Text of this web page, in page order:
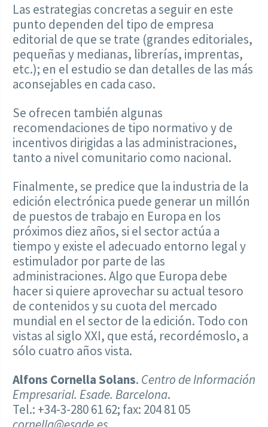
Las estrategias concretas a seguir en este
punto dependen del tipo de empresa
editorial de que se trate (grandes editoriales,
pequeñas y medianas, librerías, imprentas,
etc.); en el estudio se dan detalles de las más
aconsejables en cada caso.
Se ofrecen también algunas
recomendaciones de tipo normativo y de
incentivos dirigidas a las administraciones,
tanto a nivel comunitario como nacional.
Finalmente, se predice que la industria de la
edición electrónica puede generar un millón
de puestos de trabajo en Europa en los
próximos diez años, si el sector actúa a
tiempo y existe el adecuado entorno legal y
estimulador por parte de las
administraciones. Algo que Europa debe
hacer si quiere aprovechar su actual tesoro
de contenidos y su cuota del mercado
mundial en el sector de la edición. Todo con
vistas al siglo XXI, que está, recordémoslo, a
sólo cuatro años vista.
Alfons Cornella Solans. Centro de Información
Empresarial. Esade. Barcelona.
Tel.: +34-3-280 61 62; fax: 204 81 05